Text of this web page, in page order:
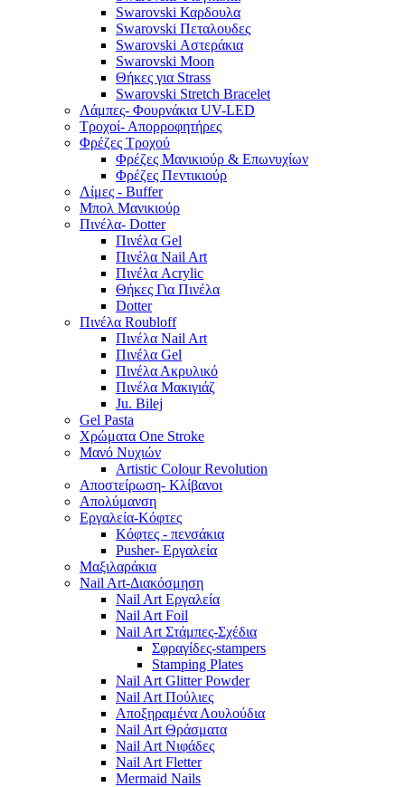
Swarovski Καρδουλα
Swarovski Πεταλουδες
Swarovski Αστεράκια
Swarovski Moon
Θήκες για Strass
Swarovski Stretch Bracelet
Λάμπες- Φουρνάκια UV-LED
Τροχοί- Απορροφητήρες
Φρέζες Τροχού
Φρέζες Μανικιούρ & Επωνυχίων
Φρέζες Πεντικιούρ
Λίμες - Buffer
Μπολ Μανικιούρ
Πινέλα- Dotter
Πινέλα Gel
Πινέλα Nail Art
Πινέλα Acrylic
Θήκες Για Πινέλα
Dotter
Πινέλα Roubloff
Πινέλα Nail Art
Πινέλα Gel
Πινέλα Ακρυλικό
Πινέλα Μακιγιάζ
Ju. Bilej
Gel Pasta
Χρώματα One Stroke
Mανό Nυχιών
Artistic Colour Revolution
Αποστείρωση- Κλίβανοι
Απολύμανση
Εργαλεία-Κόφτες
Κόφτες - πενσάκια
Pusher- Εργαλεία
Μαξιλαράκια
Nail Art-Διακόσμηση
Nail Art Εργαλεία
Nail Art Foil
Nail Art Στάμπες-Σχέδια
Σφραγίδες-stampers
Stamping Plates
Nail Art Glitter Powder
Nail Art Πούλιες
Αποξηραμένα Λουλούδια
Nail Art Θράσματα
Nail Art Νιφάδες
Nail Art Fletter
Mermaid Nails